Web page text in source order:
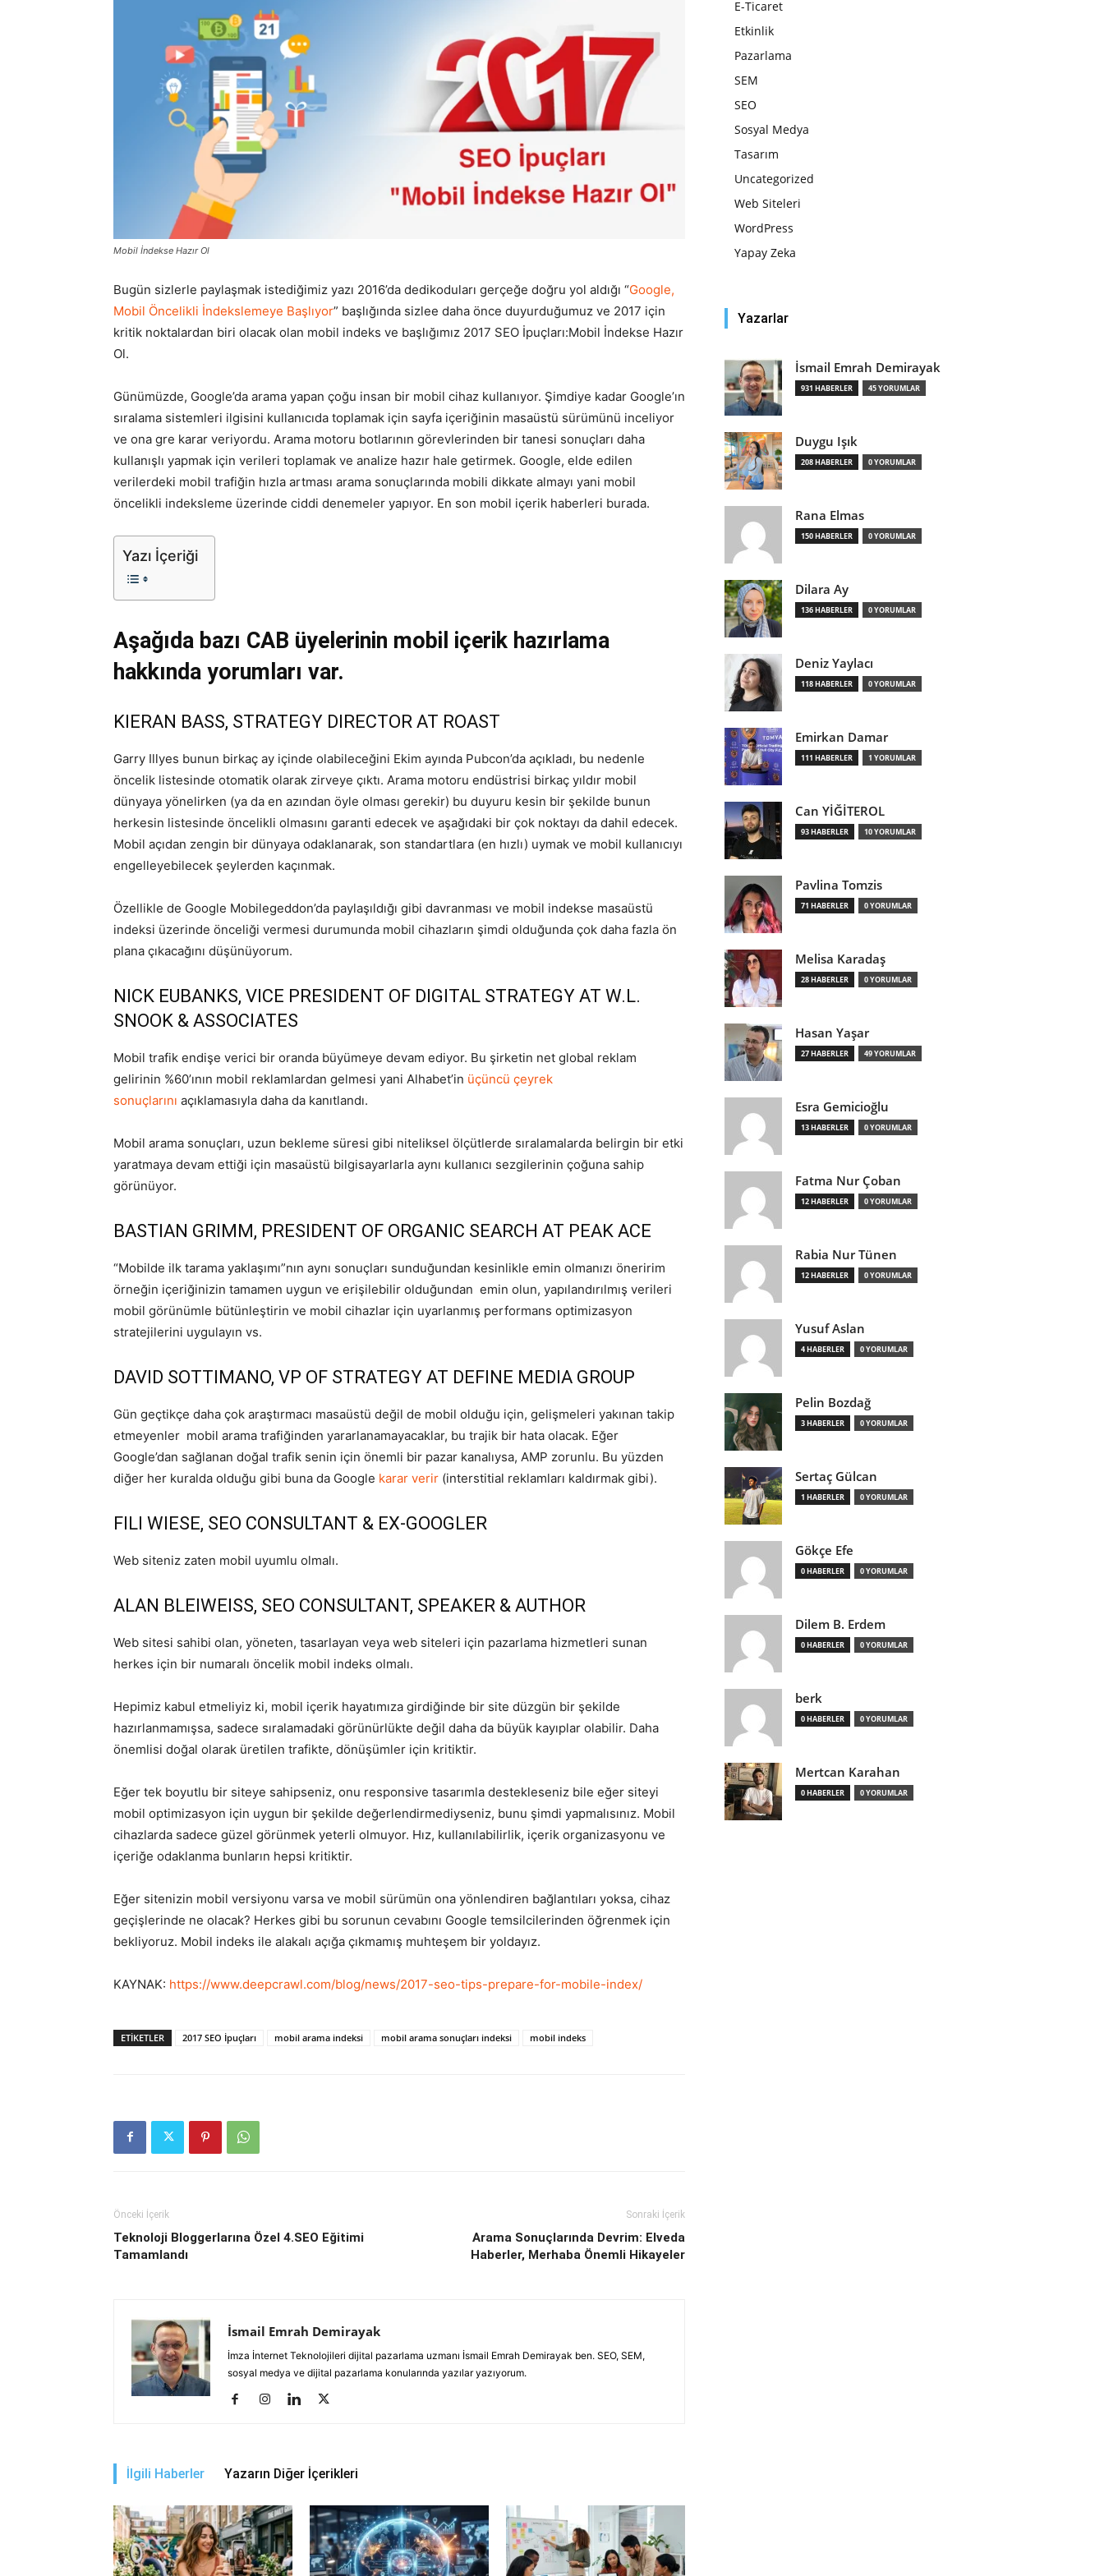
ve
SEO,
ASO,
Tasarım,
Mobil İndekse Hazır Ol
Bugün sizlerle paylaşmak istediğimiz yazı 2016’da dedikoduları gerçeğe doğru yol aldığı “Google,
Mobil Öncelikli İndekslemeye Başlıyor” başlığında sizlee daha önce duyurduğumuz ve 2017 için
kritik noktalardan biri olacak olan mobil indeks ve başlığımız 2017 SEO İpuçları:Mobil İndekse Hazır
Ol.
Günümüzde, Google’da arama yapan çoğu insan bir mobil cihaz kullanıyor. Şimdiye kadar Google’ın
sıralama sistemleri ilgisini kullanıcıda toplamak için sayfa içeriğinin masaüstü sürümünü inceliyor
ve ona gre karar veriyordu. Arama motoru botlarının görevlerinden bir tanesi sonuçları daha
kullanışlı yapmak için verileri toplamak ve analize hazır hale getirmek. Google, elde edilen
verilerdeki mobil trafiğin hızla artması arama sonuçlarında mobili dikkate almayı yani mobil
öncelikli indeksleme üzerinde ciddi denemeler yapıyor. En son mobil içerik haberleri burada.
Yazı İçeriği
Aşağıda bazı CAB üyelerinin mobil içerik hazırlama
hakkında yorumları var.
KIERAN BASS, STRATEGY DIRECTOR AT ROAST
Garry Illyes bunun birkaç ay içinde olabileceğini Ekim ayında Pubcon’da açıkladı, bu nedenle
öncelik listesinde otomatik olarak zirveye çıktı. Arama motoru endüstrisi birkaç yıldır mobil
dünyaya yönelirken (ya da en azından öyle olması gerekir) bu duyuru kesin bir şekilde bunun
herkesin listesinde öncelikli olmasını garanti edecek ve aşağıdaki bir çok noktayı da dahil edecek.
Mobil açıdan zengin bir dünyaya odaklanarak, son standartlara (en hızlı) uymak ve mobil kullanıcıyı
engelleyebilecek şeylerden kaçınmak.
Özellikle de Google Mobilegeddon’da paylaşıldığı gibi davranması ve mobil indekse masaüstü
indeksi üzerinde önceliği vermesi durumunda mobil cihazların şimdi olduğunda çok daha fazla ön
plana çıkacağını düşünüyorum.
NICK EUBANKS, VICE PRESIDENT OF DIGITAL STRATEGY AT W.L.
SNOOK & ASSOCIATES
Mobil trafik endişe verici bir oranda büyümeye devam ediyor. Bu şirketin net global reklam
gelirinin %60’ının mobil reklamlardan gelmesi yani Alhabet’in üçüncü çeyrek
sonuçlarını açıklamasıyla daha da kanıtlandı.
Mobil arama sonuçları, uzun bekleme süresi gibi niteliksel ölçütlerde sıralamalarda belirgin bir etki
yaratmaya devam ettiği için masaüstü bilgisayarlarla aynı kullanıcı sezgilerinin çoğuna sahip
görünüyor.
BASTIAN GRIMM, PRESIDENT OF ORGANIC SEARCH AT PEAK ACE
“Mobilde ilk tarama yaklaşımı”nın aynı sonuçları sunduğundan kesinlikle emin olmanızı öneririm
örneğin içeriğinizin tamamen uygun ve erişilebilir olduğundan emin olun, yapılandırılmış verileri
mobil görünümle bütünleştirin ve mobil cihazlar için uyarlanmış performans optimizasyon
stratejilerini uygulayın vs.
DAVID SOTTIMANO, VP OF STRATEGY AT DEFINE MEDIA GROUP
Gün geçtikçe daha çok araştırmacı masaüstü değil de mobil olduğu için, gelişmeleri yakınan takip
etmeyenler mobil arama trafiğinden yararlanamayacaklar, bu trajik bir hata olacak. Eğer
Google’dan sağlanan doğal trafik senin için önemli bir pazar kanalıysa, AMP zorunlu. Bu yüzden
diğer her kuralda olduğu gibi buna da Google karar verir (interstitial reklamları kaldırmak gibi).
FILI WIESE, SEO CONSULTANT & EX-GOOGLER
Web siteniz zaten mobil uyumlu olmalı.
ALAN BLEIWEISS, SEO CONSULTANT, SPEAKER & AUTHOR
Web sitesi sahibi olan, yöneten, tasarlayan veya web siteleri için pazarlama hizmetleri sunan
herkes için bir numaralı öncelik mobil indeks olmalı.
Hepimiz kabul etmeliyiz ki, mobil içerik hayatımıza girdiğinde bir site düzgün bir şekilde
hazırlanmamışsa, sadece sıralamadaki görünürlükte değil daha da büyük kayıplar olabilir. Daha
önemlisi doğal olarak üretilen trafikte, dönüşümler için kritiktir.
Eğer tek boyutlu bir siteye sahipseniz, onu responsive tasarımla destekleseniz bile eğer siteyi
mobil optimizasyon için uygun bir şekilde değerlendirmediyseniz, bunu şimdi yapmalısınız. Mobil
cihazlarda sadece güzel görünmek yeterli olmuyor. Hız, kullanılabilirlik, içerik organizasyonu ve
içeriğe odaklanma bunların hepsi kritiktir.
Eğer sitenizin mobil versiyonu varsa ve mobil sürümün ona yönlendiren bağlantıları yoksa, cihaz
geçişlerinde ne olacak? Herkes gibi bu sorunun cevabını Google temsilcilerinden öğrenmek için
bekliyoruz. Mobil indeks ile alakalı açığa çıkmamış muhteşem bir yoldayız.
KAYNAK: https://www.deepcrawl.com/blog/news/2017-seo-tips-prepare-for-mobile-index/
ETIKETLER 2017 SEO İpuçları mobil arama indeksi mobil arama sonuçları indeksi mobil indeks
Önceki İçerik
Teknoloji Bloggerlarına Özel 4.SEO Eğitimi
Tamamlandı
Sonraki İçerik
Arama Sonuçlarında Devrim: Elveda
Haberler, Merhaba Önemli Hikayeler
İsmail Emrah Demirayak
İmza İnternet Teknolojileri dijital pazarlama uzmanı İsmail Emrah Demirayak ben. SEO, SEM,
sosyal medya ve dijital pazarlama konularında yazılar yazıyorum.
İlgili Haberler Yazarın Diğer İçerikleri
E-Ticaret
Etkinlik
Pazarlama
SEM
SEO
Sosyal Medya
Tasarım
Uncategorized
Web Siteleri
WordPress
Yapay Zeka
Yazarlar
İsmail Emrah Demirayak
931 HABERLER 45 YORUMLAR
Duygu Işık
208 HABERLER 0 YORUMLAR
Rana Elmas
150 HABERLER 0 YORUMLAR
Dilara Ay
136 HABERLER 0 YORUMLAR
Deniz Yaylacı
118 HABERLER 0 YORUMLAR
Emirkan Damar
111 HABERLER 1 YORUMLAR
Can YİĞİTEROL
93 HABERLER 10 YORUMLAR
Pavlina Tomzis
71 HABERLER 0 YORUMLAR
Melisa Karadaş
28 HABERLER 0 YORUMLAR
Hasan Yaşar
27 HABERLER 49 YORUMLAR
Esra Gemicioğlu
13 HABERLER 0 YORUMLAR
Fatma Nur Çoban
12 HABERLER 0 YORUMLAR
Rabia Nur Tünen
12 HABERLER 0 YORUMLAR
Yusuf Aslan
4 HABERLER 0 YORUMLAR
Pelin Bozdağ
3 HABERLER 0 YORUMLAR
Sertaç Gülcan
1 HABERLER 0 YORUMLAR
Gökçe Efe
0 HABERLER 0 YORUMLAR
Dilem B. Erdem
0 HABERLER 0 YORUMLAR
berk
0 HABERLER 0 YORUMLAR
Mertcan Karahan
0 HABERLER 0 YORUMLAR